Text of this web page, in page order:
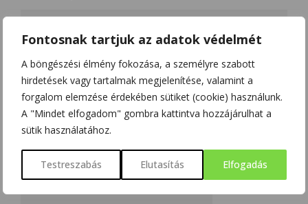
Fontosnak tartjuk az adatok védelmét
A böngészési élmény fokozása, a személyre szabott
hirdetések vagy tartalmak megjelenítése, valamint a
forgalom elemzése érdekében sütiket (cookie) használunk.
A "Mindet elfogadom" gombra kattintva hozzájárulhat a
sütik használatához.
Testreszabás Elutasítás Elfogadás
Name*